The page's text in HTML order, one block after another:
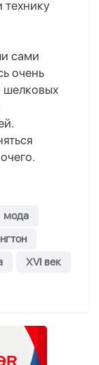
технику
сами
очень
шелковых
мода
XVI век